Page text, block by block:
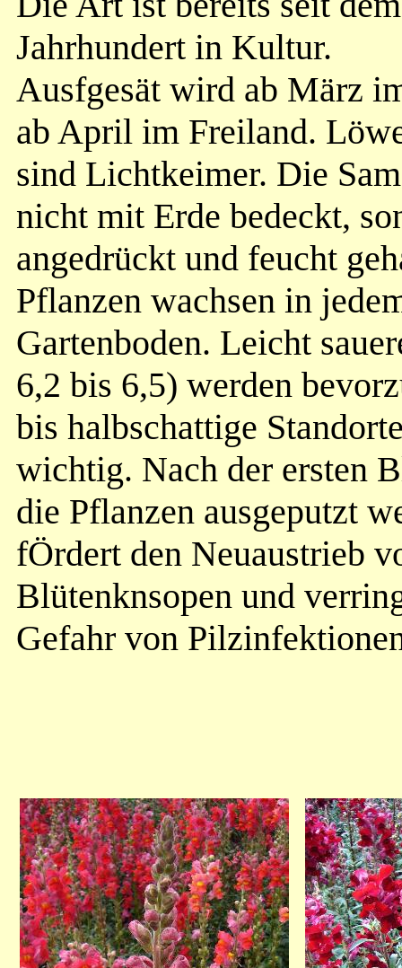
Jahrhundert in Kultur.
Ausfgesät wird ab März
ab April im Freiland.
sind Lichtkeimer. Die
nicht mit Erde bedeckt,
angedrückt und feucht
Pflanzen wachsen in
Gartenboden. Leicht
6,2 bis 6,5) werden
bis halbschattige
wichtig. Nach der ersten
die Pflanzen ausgeputzt
fÖrdert den Neuaustrieb
Blütenknsopen und
Gefahr von